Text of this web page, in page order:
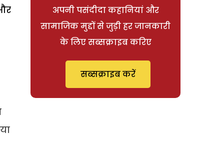
अपनी पसंदीदा कहानियां और
सामाजिक मुद्दों से जुड़ी हर जानकारी
के लिए सब्सक्राइब करिए
सब्सक्राइब करें